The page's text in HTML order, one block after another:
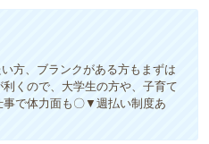
方、ブランクがある方もまずは
くので、大学生の方や、子育て
事で体力面も〇▼週払い制度あ